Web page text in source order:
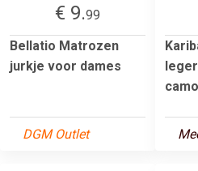
€ 9.99
Bellatio Matrozen
jurkje voor dames
DGM Outlet